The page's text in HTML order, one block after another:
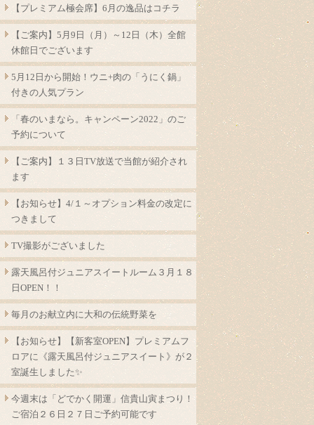
【プレミアム極会席】6月の逸品はコチラ
【ご案内】5月9日（月）～12日（木）全館
休館日でございます
5月12日から開始！ウニ+肉の「うにく鍋」
付きの人気プラン
「春のいまなら。キャンペーン2022」のご
予約について
【ご案内】１３日TV放送で当館が紹介され
ます
【お知らせ】4/１～オプション料金の改定に
つきまして
TV撮影がございました
露天風呂付ジュニアスイートルーム３月１８
日OPEN！！
毎月のお献立内に大和の伝統野菜を
【お知らせ】【新客室OPEN】プレミアムフ
ロアに《露天風呂付ジュニアスイート》が２
室誕生しました✨
今週末は「どでかく開運」信貴山寅まつり！
ご宿泊２６日２７日ご予約可能です